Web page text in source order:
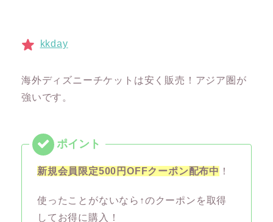
kkday
海外ディズニーチケットは安く販売！アジア圏が
強いです。
新規会員限定500円OFFクーポン配布中 ！
使ったことがないなら↑のクーポンを取得
してお得に購入！